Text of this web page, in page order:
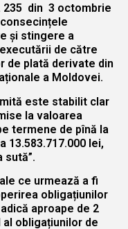
235 din 3 octombrie
și stingere a
de către
de plată derivate din
a Moldovei.
este stabilit clar
la valoarea
termene de pînă la
13.583.717.000 lei,
sută”.
ce urmează a fi
obligațiunilor
aproape de 2
obligațiunilor de